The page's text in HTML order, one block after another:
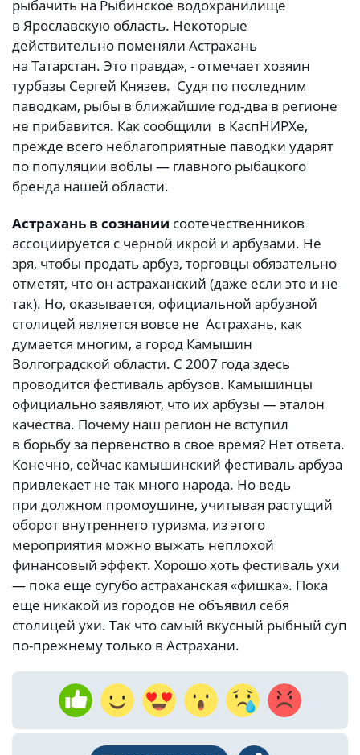
рыбачить на Рыбинское водохранилище
в Ярославскую область. Некоторые
действительно поменяли Астрахань
на Татарстан. Это правда», - отмечает хозяин
турбазы Сергей Князев. Судя по последним
паводкам, рыбы в ближайшие год-два в регионе
не прибавится. Как сообщили в КаспНИРХе,
прежде всего неблагоприятные паводки ударят
по популяции воблы — главного рыбацкого
бренда нашей области.
Астрахань в сознании соотечественников
ассоциируется с черной икрой и арбузами. Не
зря, чтобы продать арбуз, торговцы обязательно
отметят, что он астраханский (даже если это и не
так). Но, оказывается, официальной арбузной
столицей является вовсе не Астрахань, как
думается многим, а город Камышин
Волгоградской области. С 2007 года здесь
проводится фестиваль арбузов. Камышинцы
официально заявляют, что их арбузы — эталон
качества. Почему наш регион не вступил
в борьбу за первенство в свое время? Нет ответа.
Конечно, сейчас камышинский фестиваль арбуза
привлекает не так много народа. Но ведь
при должном промоушине, учитывая растущий
оборот внутреннего туризма, из этого
мероприятия можно выжать неплохой
финансовый эффект. Хорошо хоть фестиваль ухи
— пока еще сугубо астраханская «фишка». Пока
еще никакой из городов не объявил себя
столицей ухи. Так что самый вкусный рыбный суп
по-прежнему только в Астрахани.